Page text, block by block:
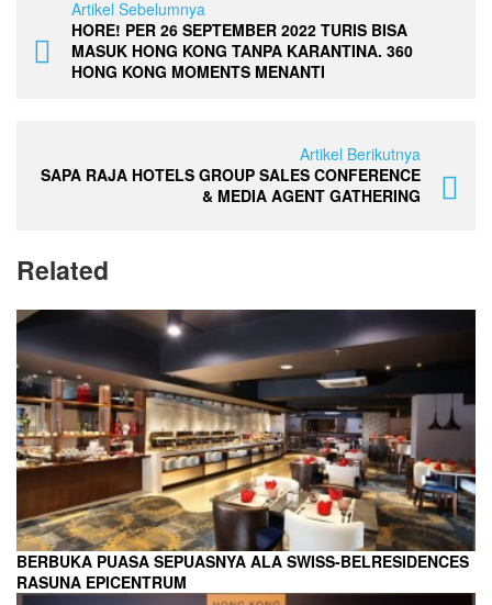
Artikel Sebelumnya
HORE! PER 26 SEPTEMBER 2022 TURIS BISA
MASUK HONG KONG TANPA KARANTINA. 360
HONG KONG MOMENTS MENANTI
Artikel Berikutnya
SAPA RAJA HOTELS GROUP SALES CONFERENCE
& MEDIA AGENT GATHERING
Related
BERBUKA PUASA SEPUASNYA ALA SWISS-BELRESIDENCES
RASUNA EPICENTRUM